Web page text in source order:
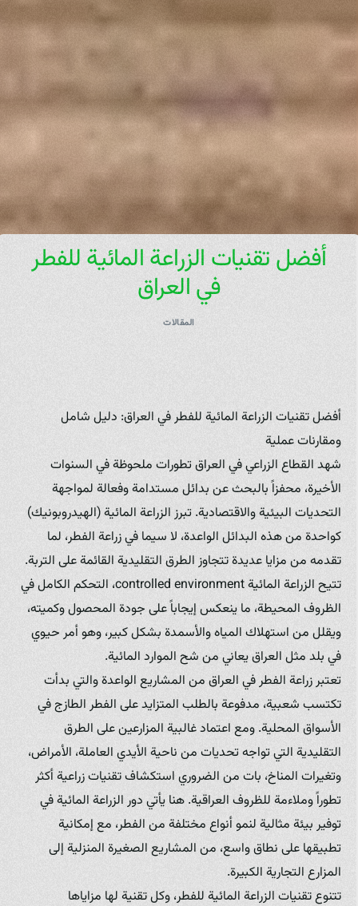
أفضل تقنيات الزراعة المائية للفطر
في العراق
المقالات
أفضل تقنيات الزراعة المائية للفطر في العراق: دليل شامل
ومقارنات عملية
شهد القطاع الزراعي في العراق تطورات ملحوظة في السنوات
الأخيرة، محفزاً بالبحث عن بدائل مستدامة وفعالة لمواجهة
التحديات البيئية والاقتصادية. تبرز الزراعة المائية (الهيدروبونيك)
كواحدة من هذه البدائل الواعدة، لا سيما في زراعة الفطر، لما
تقدمه من مزايا عديدة تتجاوز الطرق التقليدية القائمة على التربة.
تتيح الزراعة المائية controlled environment، التحكم الكامل في
الظروف المحيطة، ما ينعكس إيجاباً على جودة المحصول وكميته،
ويقلل من استهلاك المياه والأسمدة بشكل كبير، وهو أمر حيوي
في بلد مثل العراق يعاني من شح الموارد المائية.
تعتبر زراعة الفطر في العراق من المشاريع الواعدة والتي بدأت
تكتسب شعبية، مدفوعة بالطلب المتزايد على الفطر الطازج في
الأسواق المحلية. ومع اعتماد غالبية المزارعين على الطرق
التقليدية التي تواجه تحديات من ناحية الأيدي العاملة، الأمراض،
وتغيرات المناخ، بات من الضروري استكشاف تقنيات زراعية أكثر
تطوراً وملاءمة للظروف العراقية. هنا يأتي دور الزراعة المائية في
توفير بيئة مثالية لنمو أنواع مختلفة من الفطر، مع إمكانية
تطبيقها على نطاق واسع، من المشاريع الصغيرة المنزلية إلى
المزارع التجارية الكبيرة.
تتنوع تقنيات الزراعة المائية للفطر، وكل تقنية لها مزاياها